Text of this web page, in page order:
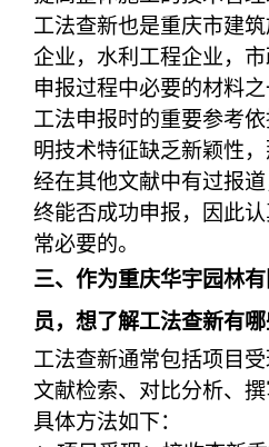
工法查新也是重庆市建
企业，水利工程企业，
申报过程中必要的材料
工法申报时的重要参考
明技术特征缺乏新颖性
经在其他文献中有过报
终能否成功申报，因此
常必要的。
三、作为重庆华宇园林
员，想了解工法查新有哪
工法查新通常包括项目受
文献检索、对比分析、撰
具体方法如下：